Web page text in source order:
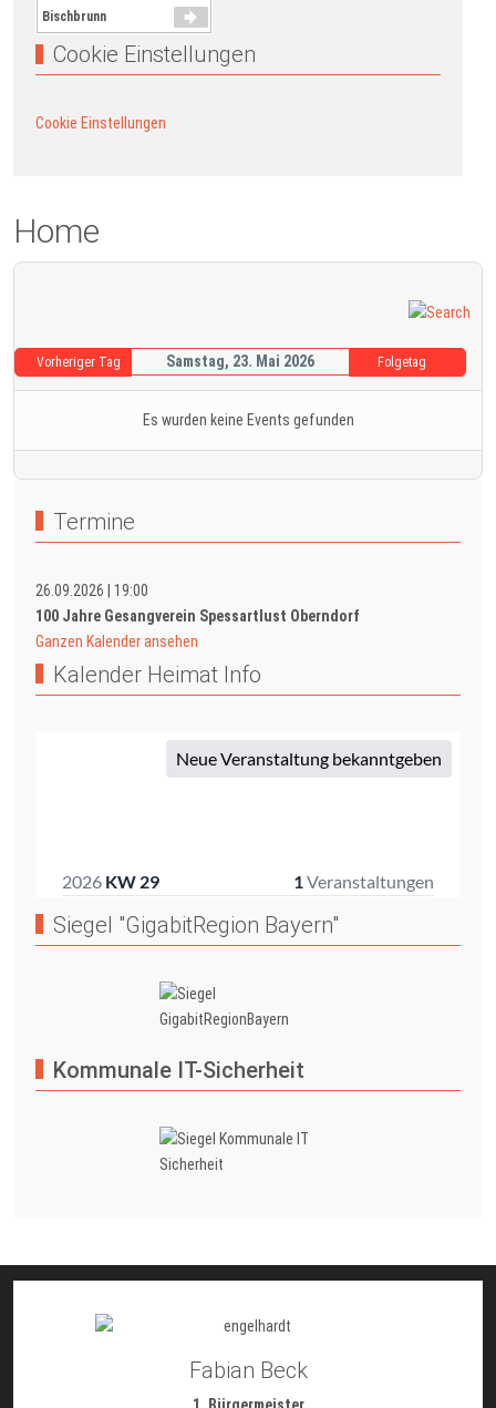
Bischbrunn
Cookie Einstellungen
Cookie Einstellungen
Home
Vorheriger Tag Samstag, 23. Mai 2026 Folgetag
Es wurden keine Events gefunden
Termine
26.09.2026
19:00
100 Jahre Gesangverein Spessartlust Oberndorf
Ganzen Kalender ansehen
Kalender Heimat Info
Siegel "GigabitRegion Bayern"
Kommunale IT-Sicherheit
Fabian Beck